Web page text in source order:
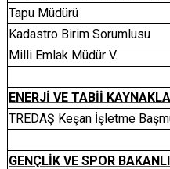
Tapu Müdürü
Kadastro Birim Sorumlusu
Milli Emlak Müdür V.
ENERJİ VE TABİİ
TREDAŞ Keşan
GENÇLİK VE SPOR